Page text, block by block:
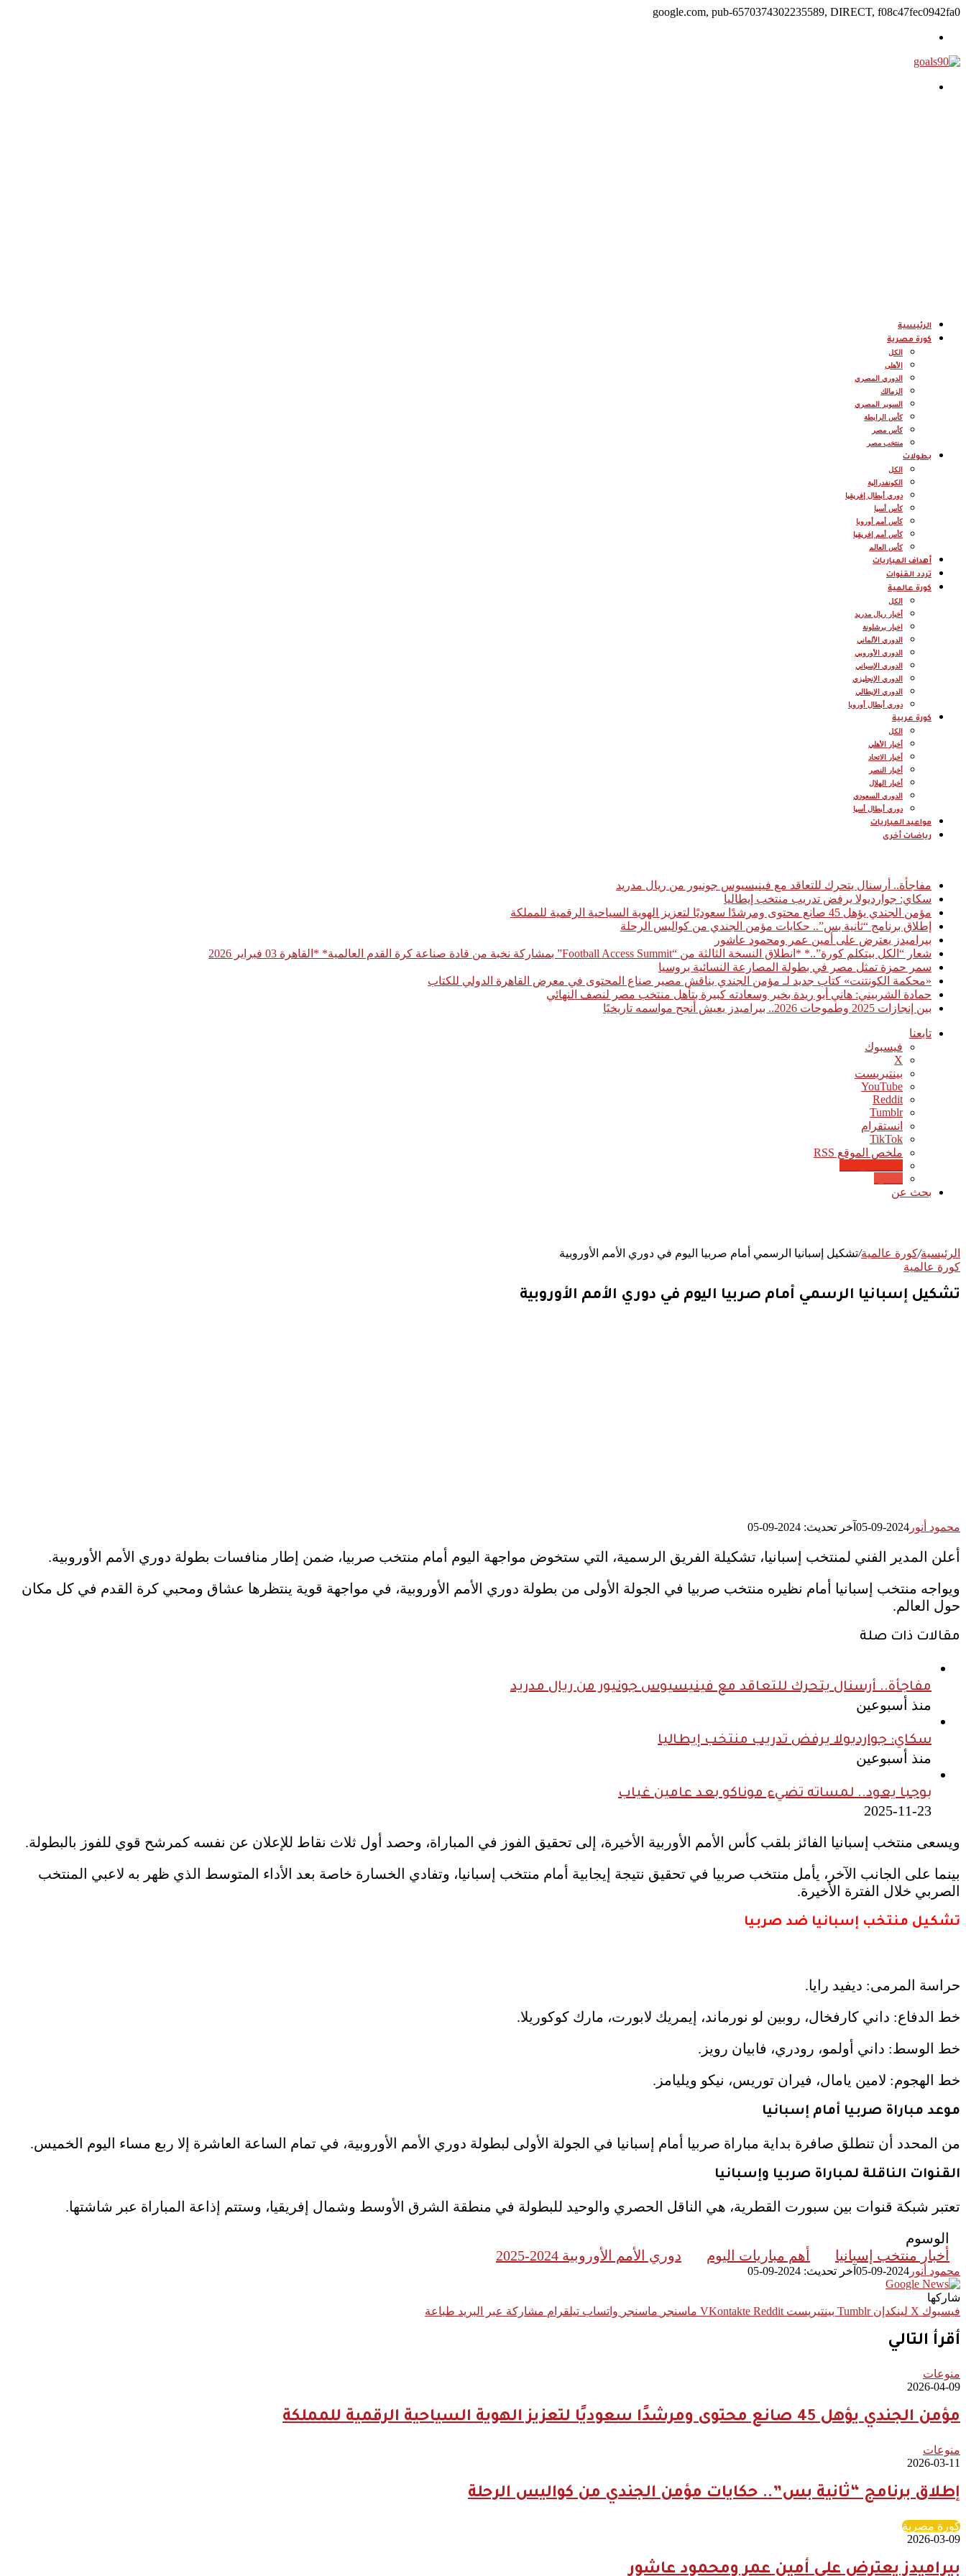
google.com, pub-6570374302235589, DIRECT, f08c47fec0942fa0
الرئيسية
كورة مصرية
الكل
الأهلى
الدوري المصري
الزمالك
السوبر المصري
كأس الرابطة
كأس مصر
منتخب مصر
بطولات
الكل
الكونفدرالية
دوري أبطال إفريقيا
كأس أسيا
كأس أمم أوروبا
كأس أمم إفريقيا
كأس العالم
أهداف المباريات
تردد القنوات
كورة عالمية
الكل
أخبار ريال مدريد
اخبار برشلونة
الدوري الألماني
الدوري الأوروبي
الدوري الإسباني
الدوري الإنجليزي
الدوري الإيطالي
دوري أبطال أوروبا
كورة عربية
الكل
أخبار الأهلي
أخبار الاتحاد
أخبار النصر
أخبار الهلال
الدوري السعودي
دوري أبطال أسيا
مواعيد المباريات
رياضات أخرى
مفاجأة.. أرسنال يتحرك للتعاقد مع فينيسيوس جونيور من ريال مدريد
سكاي: جوارديولا يرفض تدريب منتخب إيطاليا
مؤمن الجندي يؤهل 45 صانع محتوى ومرشدًا سعوديًا لتعزيز الهوية السياحية الرقمية للمملكة
إطلاق برنامج “ثانية بس”.. حكايات مؤمن الجندي من كواليس الرحلة
بيراميدز يعترض على أمين عمر ومحمود عاشور
شعار “الكل بيتكلم كورة”..* *انطلاق النسخة الثالثة من “Football Access Summit” بمشاركة نخبة من قادة صناعة كرة القدم العالمية* *القاهرة 03 فبراير 2026
سمر حمزة تمثل مصر في بطولة المصارعة النسائية بروسيا
«محكمة الكونتنت» كتاب جديد لـ مؤمن الجندي يناقش مصير صناع المحتوى في معرض القاهرة الدولي للكتاب
حمادة الشربيني: هاني أبو ريدة بخير وسعادته كبيرة بتأهل منتخب مصر لنصف النهائي
بين إنجازات 2025 وطموحات 2026.. بيراميدز يعيش أنجح مواسمه تاريخيًا
تابعنا
فيسبوك
‫X
بينتيريست
‫YouTube
انستقرام
‫TikTok
ملخص الموقع RSS
بحث عن
الرئيسية/كورة عالمية/تشكيل إسبانيا الرسمي أمام صربيا اليوم في دوري الأمم الأوروبية
كورة عالمية
تشكيل إسبانيا الرسمي أمام صربيا اليوم في دوري الأمم الأوروبية
محمود أنور 2024-09-05 آخر تحديث: 2024-09-05
أعلن المدير الفني لمنتخب إسبانيا، تشكيلة الفريق الرسمية، التي ستخوض مواجهة اليوم أمام منتخب صربيا، ضمن إطار منافسات بطولة دوري الأمم الأوروبية.
ويواجه منتخب إسبانيا أمام نظيره منتخب صربيا في الجولة الأولى من بطولة دوري الأمم الأوروبية، في مواجهة قوية ينتظرها عشاق ومحبي كرة القدم في كل مكان
حول العالم.
مقالات ذات صلة
مفاجأة.. أرسنال يتحرك للتعاقد مع فينيسيوس جونيور من ريال مدريد
منذ أسبوعين
سكاي: جوارديولا يرفض تدريب منتخب إيطاليا
منذ أسبوعين
بوجبا يعود.. لمساته تضيء موناكو بعد عامين غياب
2025-11-23
ويسعى منتخب إسبانيا الفائز بلقب كأس الأمم الأوربية الأخيرة، إلى تحقيق الفوز في المباراة، وحصد أول ثلاث نقاط للإعلان عن نفسه كمرشح قوي للفوز بالبطولة.
بينما على الجانب الآخر، يأمل منتخب صربيا في تحقيق نتيجة إيجابية أمام منتخب إسبانيا، وتفادي الخسارة خاصة بعد الأداء المتوسط الذي ظهر به لاعبي المنتخب
الصربي خلال الفترة الأخيرة.
تشكيل منتخب إسبانيا ضد صربيا
حراسة المرمى: ديفيد رايا.
خط الدفاع: داني كارفخال، روبين لو نورماند، إيمريك لابورت، مارك كوكوريلا.
خط الوسط: داني أولمو، رودري، فابيان رويز.
خط الهجوم: لامين يامال، فيران توريس، نيكو ويليامز.
موعد مباراة صربيا أمام إسبانيا
من المحدد أن تنطلق صافرة بداية مباراة صربيا أمام إسبانيا في الجولة الأولى لبطولة دوري الأمم الأوروبية، في تمام الساعة العاشرة إلا ربع مساء اليوم الخميس.
القنوات الناقلة لمباراة صربيا وإسبانيا
تعتبر شبكة قنوات بين سبورت القطرية، هي الناقل الحصري والوحيد للبطولة في منطقة الشرق الأوسط وشمال إفريقيا، وستتم إذاعة المباراة عبر شاشتها.
الوسوم
أخبار منتخب إسبانيا
أهم مباريات اليوم دوري الأمم الأوروبية 2024-2025
محمود أنور 2024-09-05 آخر تحديث: 2024-09-05
شاركها
فيسبوك ‫X لينكدإن بينتيريست ماسنجر ماسنجر واتساب تيلقرام مشاركة عبر البريد طباعة
أقرأ التالي
منوعات
2026-04-09
مؤمن الجندي يؤهل 45 صانع محتوى ومرشدًا سعوديًا لتعزيز الهوية السياحية الرقمية للمملكة
منوعات
2026-03-11
إطلاق برنامج “ثانية بس”.. حكايات مؤمن الجندي من كواليس الرحلة
كورة مصرية
2026-03-09
بيراميدز يعترض على أمين عمر ومحمود عاشور